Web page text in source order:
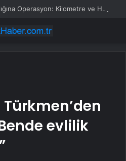
İkinci El Araç Dolandırıcılığına Operasyon: Kilometre ve Hasar Gizleme
evlilik